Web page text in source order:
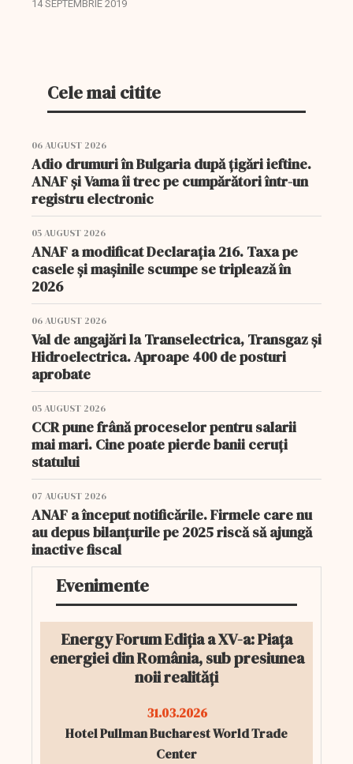
14 SEPTEMBRIE 2019
Cele mai citite
06 AUGUST 2026
Adio drumuri în Bulgaria după țigări ieftine.
ANAF și Vama îi trec pe cumpărători într-un
registru electronic
05 AUGUST 2026
ANAF a modificat Declarația 216. Taxa pe
casele și mașinile scumpe se triplează în
2026
06 AUGUST 2026
Val de angajări la Transelectrica, Transgaz și
Hidroelectrica. Aproape 400 de posturi
aprobate
05 AUGUST 2026
CCR pune frână proceselor pentru salarii
mai mari. Cine poate pierde banii ceruți
statului
07 AUGUST 2026
ANAF a început notificările. Firmele care nu
au depus bilanțurile pe 2025 riscă să ajungă
inactive fiscal
Evenimente
Energy Forum Ediția a XV-a: Piața
energiei din România, sub presiunea
noii realități
31.03.2026
Hotel Pullman Bucharest World Trade
Center